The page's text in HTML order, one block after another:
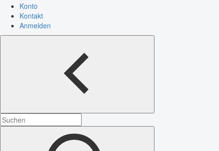
Konto
Kontakt
Anmelden